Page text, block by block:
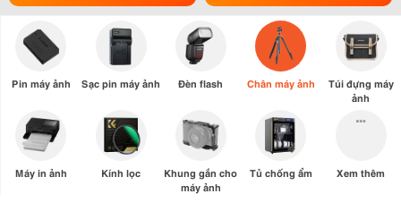
Pin máy ảnh Sạc pin máy ảnh Đèn flash Chân máy ảnh
Túi đựng máy
ảnh
Máy in ảnh Kính lọc
Khung gắn cho
máy ảnh
Tủ chống ẩm Xem thêm